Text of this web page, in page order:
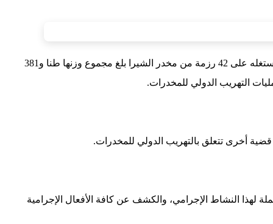
وذكر بلاغ للمديرية العامة للأمن الوطني أنه تم تنفيذ هذه العملية الأمنية بمدينة العيون، ومكنت من توقيف المشتبه فيه والعثور بداخل منزل يستغله على 42 رزمة من مخدر الشيرا بلغ مجموع وزنها طنا و381
التهريب الدولي للمخدرات.
أخرى تتعلق بالتهريب الدولي للمخدرات.
لهذا النشاط الإجرامي، والكشف عن كافة الأفعال الإجرامية